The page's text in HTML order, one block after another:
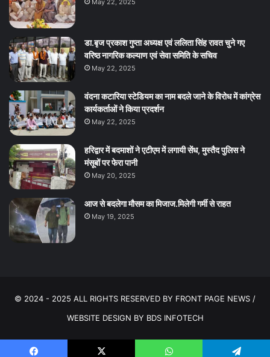
May 22, 2025
डा.बृज प्रकाश गुप्ता अध्यक्ष एवं ललिता सिंह रावत चुने गए
वरिष्ठ नागरिक कल्याण एवं सेवा समिति के सचिव
May 22, 2025
वंदना कटारिया स्टेडियम का नाम बदले जाने के विरोध में कांग्रेस
कार्यकर्ताओं ने किया प्रदर्शन
May 22, 2025
हरिद्वार में बदमाशों ने एटीएम में लगायी सेंध, मुस्तैद पुलिस ने
मंसूबों पर फेरा पानी
May 20, 2025
आज से बदलेगा मौसम का मिजाज.मिलेगी गर्मी से राहत
May 19, 2025
© 2024 - 2025 ALL RIGHTS RESERVED BY FRONT PAGE NEWS /
WEBSITE DESIGN BY BDS INFOTECH